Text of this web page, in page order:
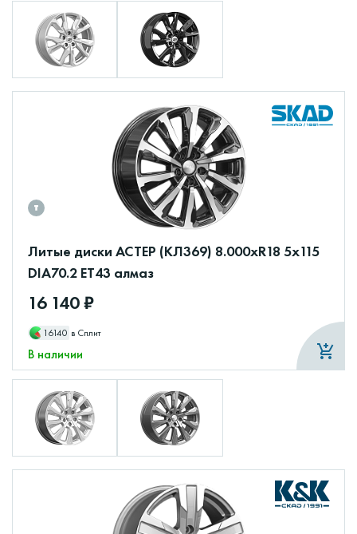
Литые диски АСТЕР (КЛ369) 8.000xR18 5x115
DIA70.2 ET43 алмаз
16 140 ₽
16140 в Сплит
В наличии